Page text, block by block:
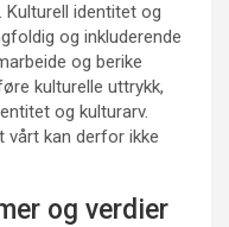
Kulturell identitet og
og inkluderende
og berike
kulturelle uttrykk,
og kulturarv.
vårt kan derfor ikke
og verdier